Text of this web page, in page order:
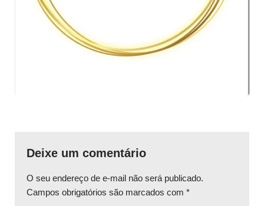
Deixe um comentário
O seu endereço de e-mail não será publicado.
Campos obrigatórios são marcados com *